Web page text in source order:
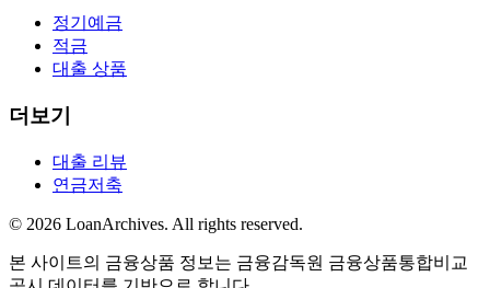
정기예금
적금
대출 상품
더보기
대출 리뷰
연금저축
© 2026 LoanArchives. All rights reserved.
본 사이트의 금융상품 정보는 금융감독원 금융상품통합비교